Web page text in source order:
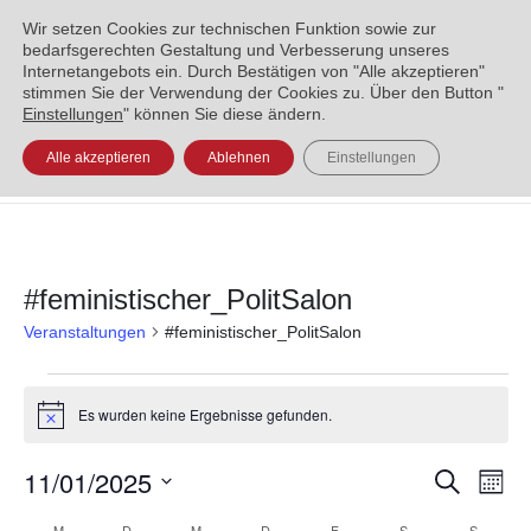
ENGLISH العربية УКРАЇНСЬКА
#feministischer_PolitSalon
Veranstaltungen #feministischer_PolitSalon
HinweisEs wurden keine Ergebnisse gefunden.
Suche
Monat
11/01/2025
Wir setzen Cookies zur technischen Funktion sowie zur
bedarfsgerechten Gestaltung und Verbesserung unseres
Internetangebots ein. Durch Bestätigen von "Alle akzeptieren"
stimmen Sie der Verwendung der Cookies zu. Über den Button "
Einstellungen" können Sie diese ändern.
Alle akzeptieren Ablehnen Einstellungen